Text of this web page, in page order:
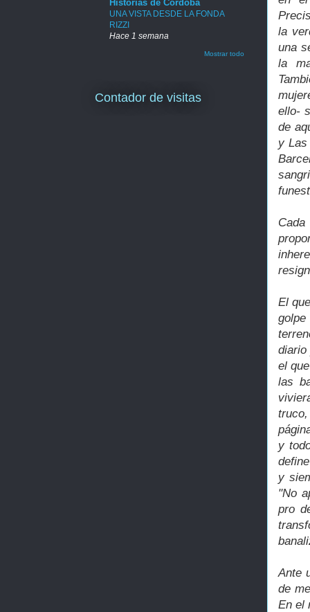
la
una
la
ello-
de
y Las
El
diario
el
las
y
y
"No
pro
Ante
de
En el
Historias de Córdoba
UNA VISTA DESDE LA FONDA
RIZZI
Hace 1 semana
Mostrar todo
Contador de visitas